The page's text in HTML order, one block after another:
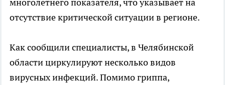
отсутствие критической ситуации в регионе.
Как сообщили специалисты, в Челябинской
области циркулируют несколько видов
вирусных инфекций. Помимо гриппа,